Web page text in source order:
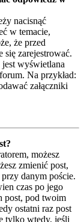
nacisnąć
w temacie,
że przed
się zarejestrować.
wyświetlana
Na przykład:
załączniki
możesz
zmienić post,
danym poście.
czas po jego
post, pod twoim
ostatni raz post
tylko wtedy, jeśli